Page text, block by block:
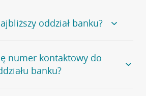
oddział banku?
naszego banku, zapraszamy na
, na której znajduje się
numer kontaktowy do
banku?